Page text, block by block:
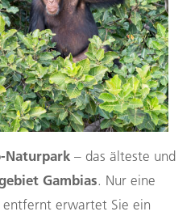
Naturpark – das älteste und
Gambias. Nur eine
entfernt erwartet Sie ein